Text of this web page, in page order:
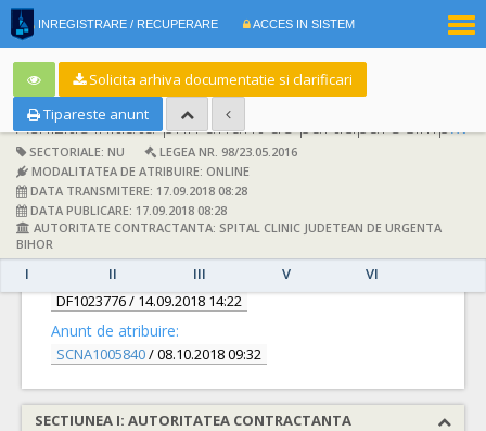
INREGISTRARE / RECUPERARE ACCES IN SISTEM
Solicita arhiva documentatie si clarificari
Tipareste anunt
Achizitie initiata prin anunt de participare simplificat:
SECTORIALE: NU
LEGEA NR. 98/23.05.2016
MODALITATEA DE ATRIBUIRE: ONLINE
DATA TRANSMITERE: 17.09.2018 08:28
DATA PUBLICARE: 17.09.2018 08:28
AUTORITATE CONTRACTANTA: SPITAL CLINIC JUDETEAN DE URGENTA
BIHOR
I II III V VI
DETALII
Documentatie de atribuire:
DF1023776/ 14.09.2018 14:22
Anunt de atribuire:
SCNA1005840/ 08.10.2018 09:32
SECTIUNEA I: AUTORITATEA CONTRACTANTA